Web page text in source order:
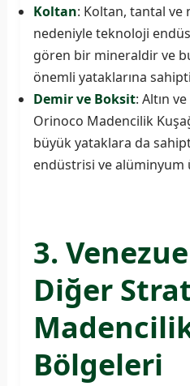
Koltan: Koltan, tantal ve
nedeniyle teknoloji
gören bir mineraldir ve
önemli yataklarına
Demir ve Boksit: Altın
Orinoco Madencilik
büyük yataklara da
endüstrisi ve
3.
Diğer
Bölgeleri